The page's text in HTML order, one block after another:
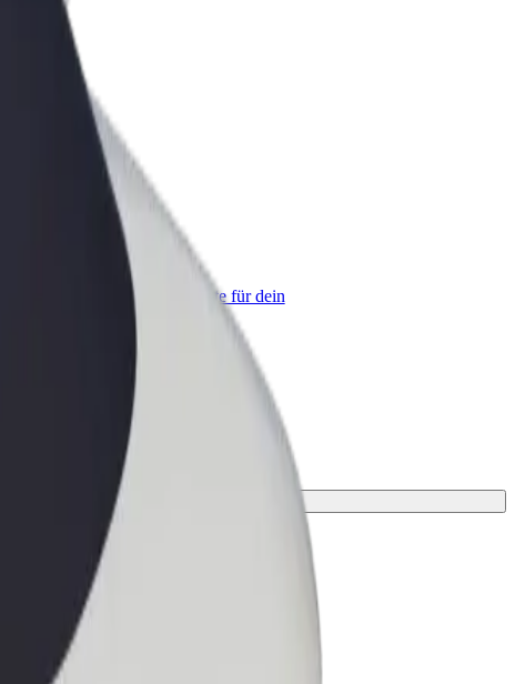
Bolt Produkte und Bolt Dienste für dein
Unternehmen optimiert